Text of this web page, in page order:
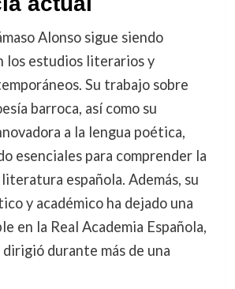
Alonso sigue siendo
los estudios literarios y
Su trabajo sobre
barroca, así como su
a la lengua poética,
esenciales para comprender la
española. Además, su
y académico ha dejado una
en la Real Academia Española,
durante más de una